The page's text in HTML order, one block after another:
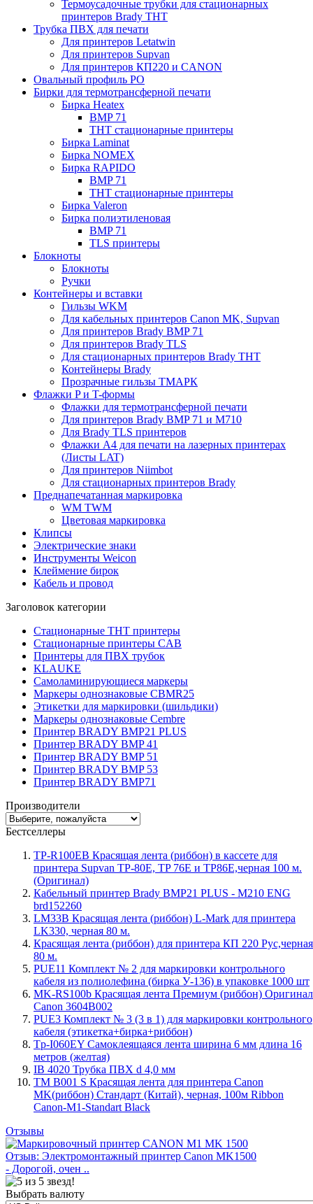
Термоусадочные трубки для стационарных
принтеров Brady THT
Трубка ПВХ для печати
Для принтеров Letatwin
Для принтеров Supvan
Для принтеров КП220 и CANON
Овальный профиль PO
Бирки для термотрансферной печати
Бирка Heatex
BMP 71
THT стационарные принтеры
Бирка Laminat
Бирка NOMEX
Бирка RAPIDO
BMP 71
THT стационарные принтеры
Бирка Valeron
Бирка полиэтиленовая
BMP 71
TLS принтеры
Блокноты
Блокноты
Ручки
Контейнеры и вставки
Гильзы WKM
Для кабельных принтеров Canon MK, Supvan
Для принтеров Brady BMP 71
Для принтеров Brady TLS
Для стационарных принтеров Brady THT
Контейнеры Brady
Прозрачные гильзы ТМАРК
Флажки P и T-формы
Флажки для термотрансферной печати
Для принтеров Brady BMP 71 и M710
Для Brady TLS принтеров
Флажки A4 для печати на лазерных принтерах
(Листы LAT)
Для принтеров Niimbot
Для стационарных принтеров Brady
Преднапечатанная маркировка
WM TWM
Цветовая маркировка
Клипсы
Электрические знаки
Инструменты Weicon
Клеймение бирок
Кабель и провод
Заголовок категории
Стационарные THT принтеры
Стационарные принтеры CAB
Принтеры для ПВХ трубок
KLAUKE
Самоламинирующиеся маркеры
Маркеры однознаковые CBMR25
Этикетки для маркировки (шильдики)
Маркеры однознаковые Cembre
Принтер BRADY BMP21 PLUS
Принтер BRADY BMP 41
Принтер BRADY BMP 51
Принтер BRADY BMP 53
Принтер BRADY BMP71
Производители
Бестселлеры
TP-R100EB Красящая лента (риббон) в кассете для
принтера Supvan TP-80E, TP 76E и TP86E,черная 100 м.
(Оригинал)
Кабельный принтер Brady BMP21 PLUS - M210 ENG
brd152260
LM33B Красящая лента (риббон) L-Mark для принтера
LK330, черная 80 м.
Красящая лента (риббон) для принтера КП 220 Рус,черная
80 м.
PUE11 Комплект № 2 для маркировки контрольного
кабеля из полиолефина (бирка У-136) в упаковке 1000 шт
MK-RS100b Красящая лента Премиум (риббон) Оригинал
Canon 3604B002
PUE3 Комплект № 3 (3 в 1) для маркировки контрольного
кабеля (этикетка+бирка+риббон)
Tp-I060EY Самоклеящаяся лента ширина 6 мм длина 16
метров (желтая)
IB 4020 Трубка ПВХ d 4,0 мм
TM B001 S Красящая лента для принтера Canon
MK(риббон) Стандарт (Китай), черная, 100м Ribbon
Canon-M1-Standart Black
Отзывы
Отзыв: Электромонтажный принтер Canon MK1500
- Дорогой, очен ..
Выбрать валюту